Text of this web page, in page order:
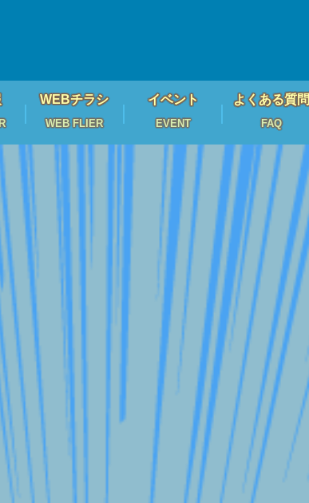
WEBチラシ
WEB FLIER
イベント
EVENT
よくある質問
FAQ